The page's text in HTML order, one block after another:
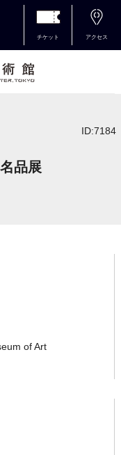
チケット アクセス
ID:7184
品展
of Art